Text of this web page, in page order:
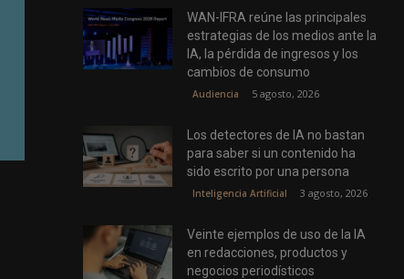
WAN-IFRA reúne las principales
estrategias de los medios ante la
IA, la pérdida de ingresos y los
cambios de consumo
Audiencia 5 agosto, 2026
Los detectores de IA no bastan
para saber si un contenido ha
sido escrito por una persona
Inteligencia Artificial 3 agosto, 2026
Veinte ejemplos de uso de la IA
en redacciones, productos y
negocios periodísticos